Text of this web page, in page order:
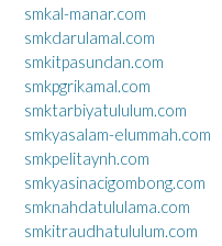
smkal-manar.com
smkdarulamal.com
smkitpasundan.com
smkpgrikamal.com
smktarbiyatululum.com
smkyasalam-elummah.com
smkpelitaynh.com
smkyasinacigombong.com
smknahdatululama.com
smkitraudhatululum.com